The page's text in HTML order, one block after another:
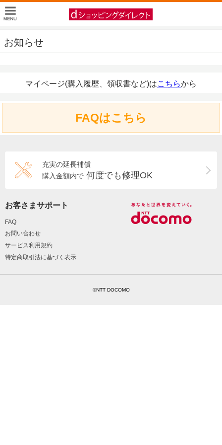
お知らせ
マイページ(購入履歴、領収書など)はこちらから
FAQはこちら
充実の延長補償
購入金額内で 何度でも修理OK
お客さまサポート
FAQ
お問い合わせ
サービス利用規約
特定商取引法に基づく表示
©NTT DOCOMO